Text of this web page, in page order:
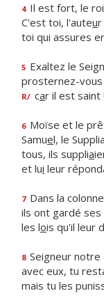
4 Il est fort, le
C'est toi, l'auteur
toi qui assures
5 Exaltez le
prosternez-vous
R/ car il est saint !
6 Moïse et le
Samuel, le
tous, ils supplia
et lui leur
7 Dans la
ils ont gardé
les lois qu'il leur
8 Seigneur notre
avec eux, tu
mais tu les